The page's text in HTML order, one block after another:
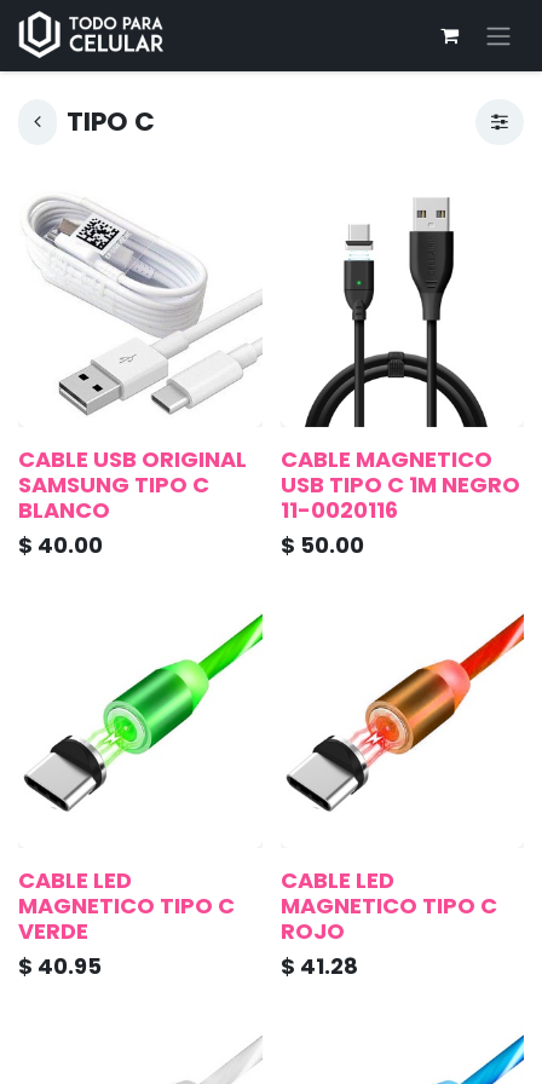
TIPO C
CABLE USB ORIGINAL
SAMSUNG TIPO C
BLANCO
$ 40.00
CABLE MAGNETICO
USB TIPO C 1M NEGRO
11-0020116
$ 50.00
CABLE LED
MAGNETICO TIPO C
VERDE
$ 40.95
CABLE LED
MAGNETICO TIPO C
ROJO
$ 41.28